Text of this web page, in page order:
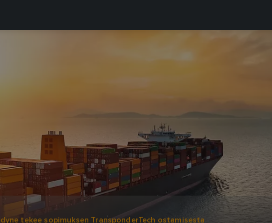
tekee sopimuksen TransponderTech ostamisesta